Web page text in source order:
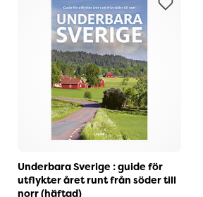
Underbara Sverige : guide för
utflykter året runt från söder till
norr (häftad)